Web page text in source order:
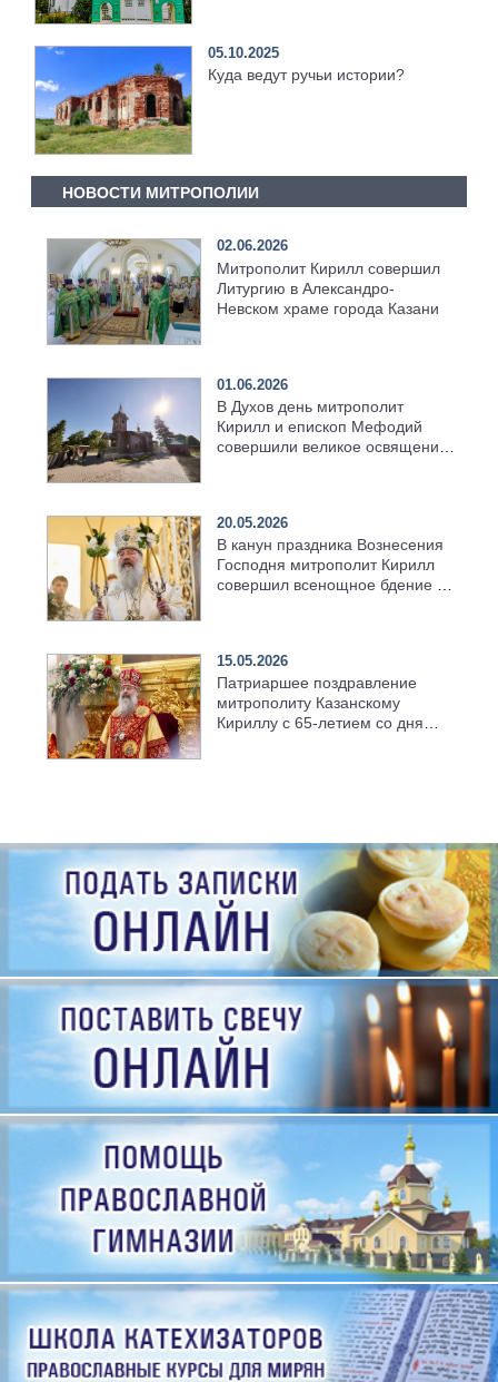
05.10.2025
Куда ведут ручьи истории?
НОВОСТИ МИТРОПОЛИИ
02.06.2026
Митрополит Кирилл совершил
Литургию в Александро-
Невском храме города Казани
01.06.2026
В Духов день митрополит
Кирилл и епископ Мефодий
совершили великое освящение
20.05.2026
В канун праздника Вознесения
Господня митрополит Кирилл
совершил всенощное бдение в
15.05.2026
Патриаршее поздравление
митрополиту Казанскому
Кириллу с 65-летием со дня